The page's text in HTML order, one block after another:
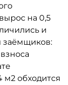
на 0,5
и
заёмщиков:
обходится